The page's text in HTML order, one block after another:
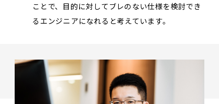
ことで、目的に対してブレのない仕様を検討でき
るエンジニアになれると考えています。